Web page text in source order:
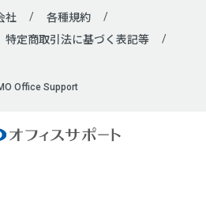
社
各種規約
特定商取引法に基づく表記等
Office Support